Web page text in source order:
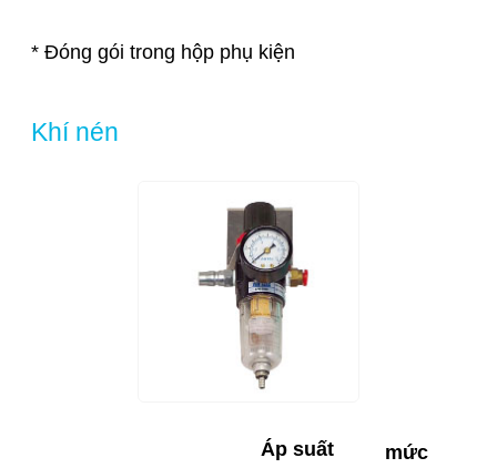
* Đóng gói trong hộp phụ kiện
Khí nén
Áp suất
mức